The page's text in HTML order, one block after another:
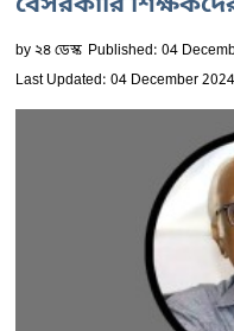
by২৪ ডেস্ক Published: 04
Last Updated: 04 December 2024